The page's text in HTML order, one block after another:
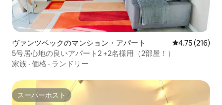
ヴァンツベックのマンション・アパート レビュー216
4.75 (216)
5号居心地の良いアパート2 +2名様用（2部屋！）
家族 · 価格 · ランドリー
スーパーホスト
スーパーホスト